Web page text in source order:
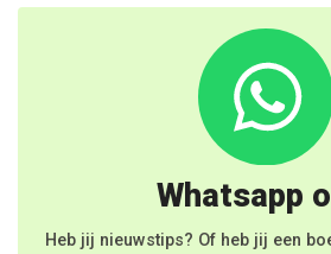
Whatsapp
Heb jij nieuwstips? Of heb jij een